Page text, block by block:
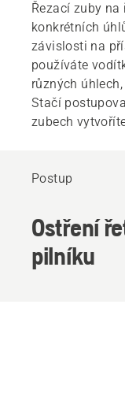
Řezací zuby
konkrétních
závislosti na
používáte
různých
Stačí
zubech
Postup
Ostření
pilníku